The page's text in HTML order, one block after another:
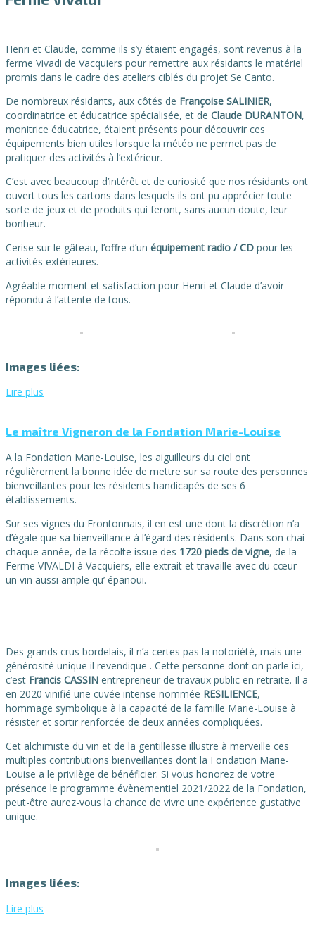
Henri et Claude, comme ils s’y étaient engagés, sont revenus à la
ferme Vivadi de Vacquiers pour remettre aux résidants le matériel
promis dans le cadre des ateliers ciblés du projet Se Canto.
De nombreux résidants, aux côtés de Françoise SALINIER,
coordinatrice et éducatrice spécialisée, et de Claude DURANTON,
monitrice éducatrice, étaient présents pour découvrir ces
équipements bien utiles lorsque la météo ne permet pas de
pratiquer des activités à l’extérieur.
C’est avec beaucoup d’intérêt et de curiosité que nos résidants ont
ouvert tous les cartons dans lesquels ils ont pu apprécier toute
sorte de jeux et de produits qui feront, sans aucun doute, leur
bonheur.
Cerise sur le gâteau, l’offre d’un équipement radio / CD pour les
activités extérieures.
Agréable moment et satisfaction pour Henri et Claude d’avoir
répondu à l’attente de tous.
Images liées:
Lire plus
Le maître Vigneron de la Fondation Marie-Louise
A la Fondation Marie-Louise, les aiguilleurs du ciel ont
régulièrement la bonne idée de mettre sur sa route des personnes
bienveillantes pour les résidents handicapés de ses 6
établissements.
Sur ses vignes du Frontonnais, il en est une dont la discrétion n’a
d’égale que sa bienveillance à l’égard des résidents. Dans son chai
chaque année, de la récolte issue des 1720 pieds de vigne, de la
Ferme VIVALDI à Vacquiers, elle extrait et travaille avec du cœur
un vin aussi ample qu’ épanoui.
Des grands crus bordelais, il n’a certes pas la notoriété, mais une
générosité unique il revendique . Cette personne dont on parle ici,
c’est Francis CASSIN entrepreneur de travaux public en retraite. Il a
en 2020 vinifié une cuvée intense nommée RESILIENCE,
hommage symbolique à la capacité de la famille Marie-Louise à
résister et sortir renforcée de deux années compliquées.
Cet alchimiste du vin et de la gentillesse illustre à merveille ces
multiples contributions bienveillantes dont la Fondation Marie-
Louise a le privilège de bénéficier. Si vous honorez de votre
présence le programme évènementiel 2021/2022 de la Fondation,
peut-être aurez-vous la chance de vivre une expérience gustative
unique.
Images liées:
Lire plus